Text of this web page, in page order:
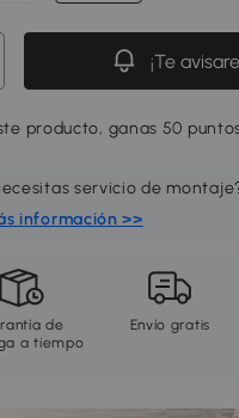
¡Te
producto, ganas 50
servicio de
información >>
de
a tiempo
Envío gratis